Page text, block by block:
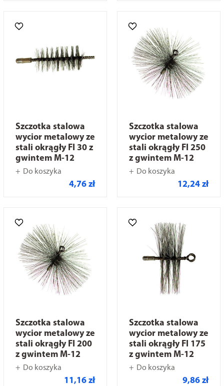
Szczotka stalowa
wycior metalowy ze
stali okrągły FI 30 z
gwintem M-12
Do koszyka
4,76 zł
Szczotka stalowa
wycior metalowy ze
stali okrągły FI 250
z gwintem M-12
Do koszyka
12,24 zł
Szczotka stalowa
wycior metalowy ze
stali okrągły FI 200
z gwintem M-12
Do koszyka
11,16 zł
Szczotka stalowa
wycior metalowy ze
stali okrągły FI 175
z gwintem M-12
Do koszyka
9,86 zł